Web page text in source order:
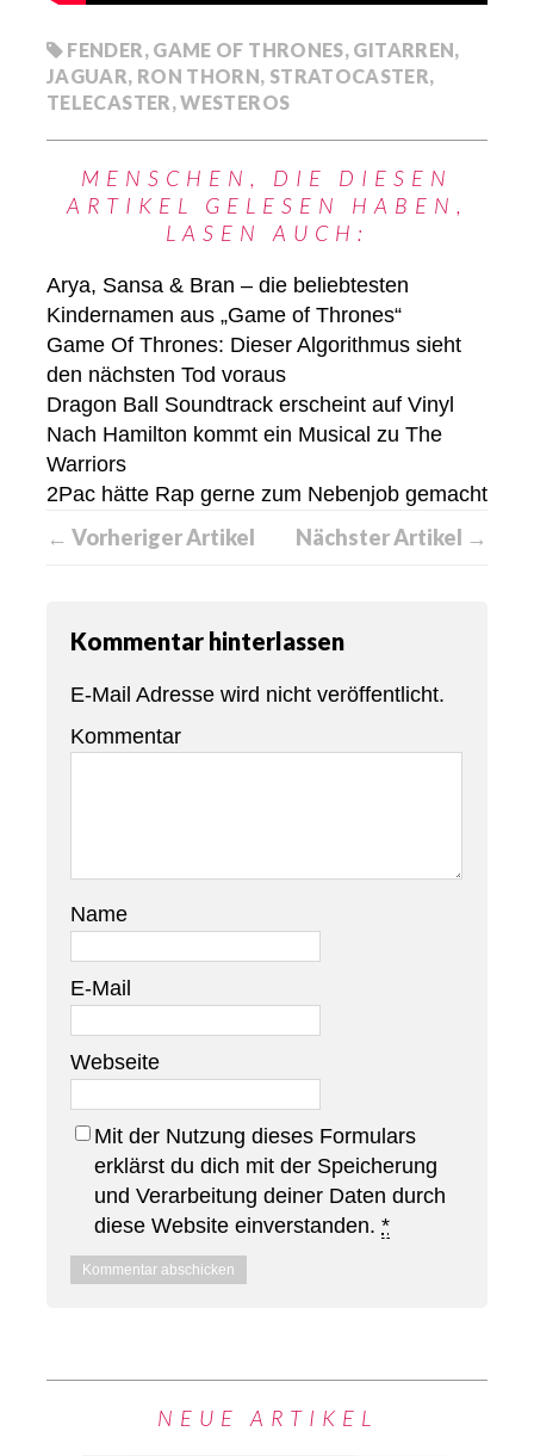
FENDER, GAME OF THRONES, GITARREN,
JAGUAR, RON THORN, STRATOCASTER,
TELECASTER,WESTEROS
MENSCHEN, DIE DIESEN
ARTIKEL GELESEN HABEN,
LASEN AUCH:
Arya, Sansa & Bran – die beliebtesten
Kindernamen aus „Game of Thrones“
Game Of Thrones: Dieser Algorithmus sieht
den nächsten Tod voraus
Dragon Ball Soundtrack erscheint auf Vinyl
Nach Hamilton kommt ein Musical zu The
Warriors
2Pac hätte Rap gerne zum Nebenjob gemacht
← Vorheriger Artikel Nächster Artikel →
Kommentar hinterlassen
E-Mail Adresse wird nicht veröffentlicht.
Kommentar
Name
E-Mail
Webseite
Mit der Nutzung dieses Formulars
erklärst du dich mit der Speicherung
und Verarbeitung deiner Daten durch
diese Website einverstanden. *
NEUE ARTIKEL